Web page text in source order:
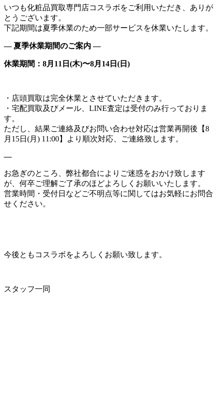
いつも化粧品買取専門店コスラボをご利用いただき、ありが
とうございます。
下記期間は夏季休業のため一部サービスを休業いたします。
— 夏季休業期間のご案内 —
休業期間：8月11日(木)〜8月14日(日)
・店頭買取は完全休業とさせていただきます。
・宅配買取及びメール、LINE査定は受付のみ行っておりま
す。
ただし、結果ご連絡及びお問い合わせ対応は営業再開後【8
月15日(月) 11:00】より順次対応、ご連絡致します。
—
お急ぎのところ、弊社都合によりご迷惑をおかけ致します
が、何卒ご理解ご了承のほどよろしくお願いいたします。
営業時間・受付日などご不明点等に関してはお気軽にお問合
せください。
今後ともコスラボをよろしくお願い致します。
スタッフ一同